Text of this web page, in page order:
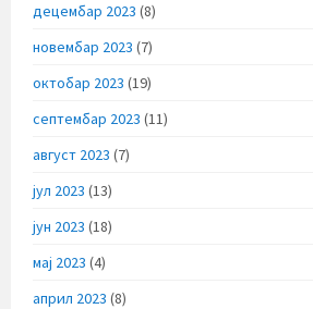
децембар 2023 (8)
новембар 2023 (7)
октобар 2023 (19)
септембар 2023 (11)
август 2023 (7)
јул 2023 (13)
јун 2023 (18)
мај 2023 (4)
април 2023 (8)